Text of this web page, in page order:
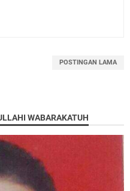
POSTINGAN LAMA
WABARAKATUH